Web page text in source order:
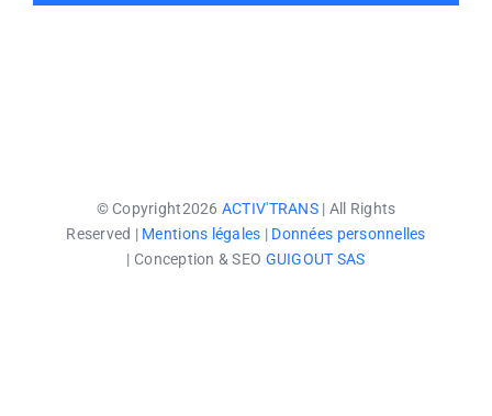
© Copyright2026 ACTIV'TRANS| All Rights
Reserved | Mentions légales | Données personnelles
| Conception & SEO GUIGOUT SAS